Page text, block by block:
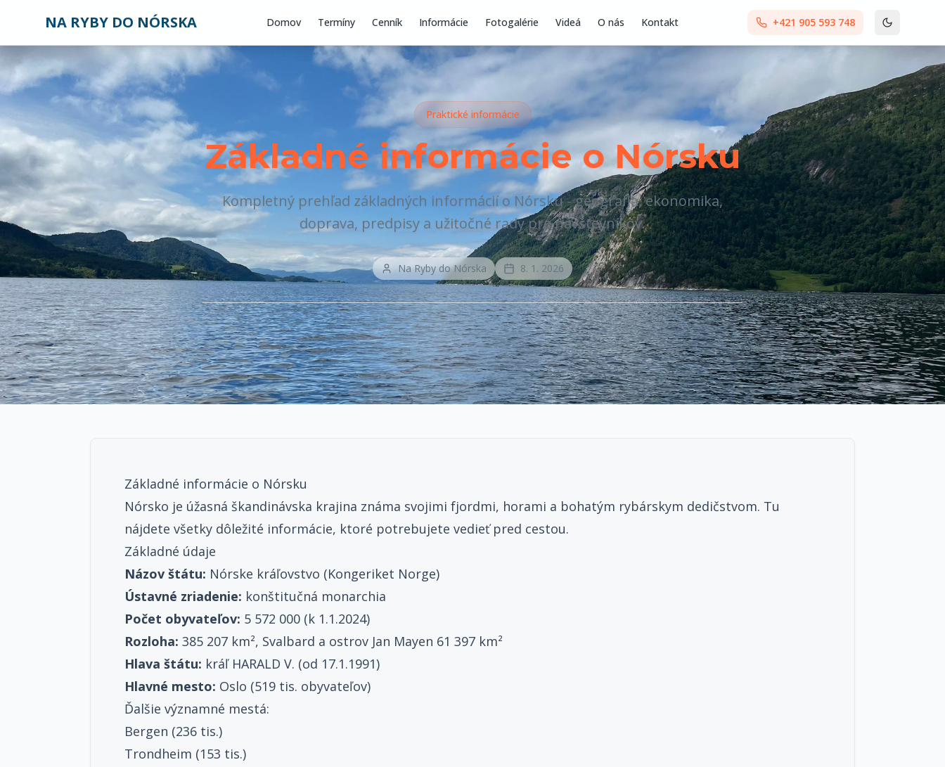
NA RYBY DO NÓRSKA Domov Termíny Cenník Informácie Fotogalérie Videá O nás Kontakt +421 905 593 748
Praktické informácie
Základné informácie o Nórsku
Kompletný prehľad základných informácií o Nórsku - geografia, ekonomika,
doprava, predpisy a užitočné rady pre návštevníkov.
Na Ryby do Nórska 8. 1. 2026
Základné informácie o Nórsku
Nórsko je úžasná škandinávska krajina známa svojimi fjordmi, horami a bohatým rybárskym dedičstvom. Tu
nájdete všetky dôležité informácie, ktoré potrebujete vedieť pred cestou.
Základné údaje
Názov štátu: Nórske kráľovstvo (Kongeriket Norge)
Ústavné zriadenie: konštitučná monarchia
Počet obyvateľov: 5 572 000 (k 1.1.2024)
Rozloha: 385 207 km², Svalbard a ostrov Jan Mayen 61 397 km²
Hlava štátu: kráľ HARALD V. (od 17.1.1991)
Hlavné mesto: Oslo (519 tis. obyvateľov)
Ďalšie významné mestá:
Bergen (236 tis.)
Trondheim (153 tis.)